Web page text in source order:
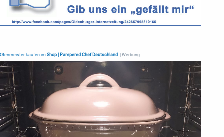
Ofenmeister kaufen im Shop | Pampered Chef Deutschland | Werbung